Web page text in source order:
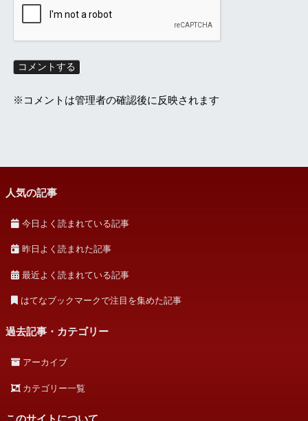
※コメントは管理者の確認後に反映されます
人気の記事
今日よく読まれている記事
昨日よく読まれた記事
最近よく読まれている記事
はてなブックマークで注目を集めた記事
過去記事・カテゴリー
アーカイブ
カテゴリー一覧